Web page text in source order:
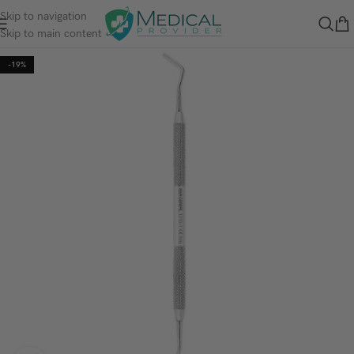
Skip to navigation
Skip to main content
-19%